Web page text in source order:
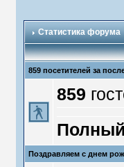
Статистика форума
859 посетителей за
859
Поздравляем с днем